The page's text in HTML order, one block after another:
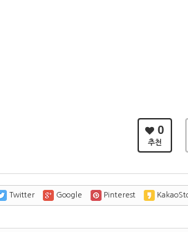
0
추천
Twitter Google Pinterest